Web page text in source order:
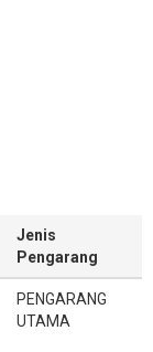
Jenis
Pengarang
PENGARANG
UTAMA